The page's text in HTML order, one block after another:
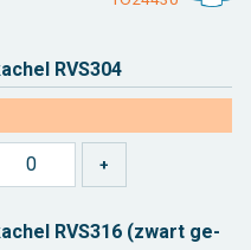
RVS304
RVS316 (zwart ge­